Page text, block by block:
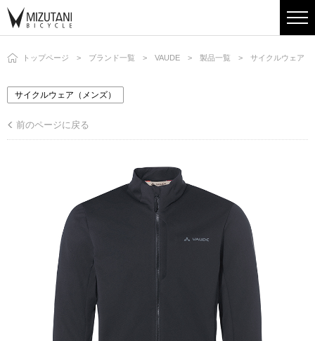
トップページ ブランド一覧 VAUDE 製品一覧 サイクルウェア（
サイクルウェア（メンズ）
前のページに戻る